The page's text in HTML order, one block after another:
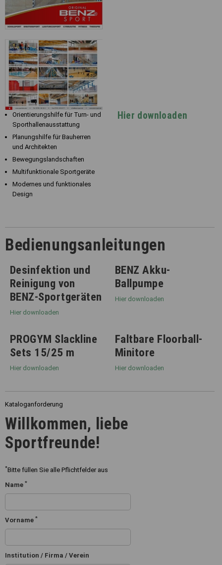
Orientierungshilfe für Turn- und
Sporthallenausstattung
Planungshilfe für Bauherren
und Architekten
Bewegungslandschaften
Multifunktionale Sportgeräte
Modernes und funktionales
Design
Hier downloaden
Bedienungsanleitungen
Desinfektion und
Reinigung von
BENZ-Sportgeräten
Hier downloaden
BENZ Akku-
Ballpumpe
Hier downloaden
PROGYM Slackline
Sets 15/25 m
Hier downloaden
Faltbare Floorball-
Minitore
Hier downloaden
Kataloganforderung
Willkommen, liebe
Sportfreunde!
*Bitte füllen Sie alle Pflichtfelder aus
Name *
Vorname *
Institution / Firma / Verein